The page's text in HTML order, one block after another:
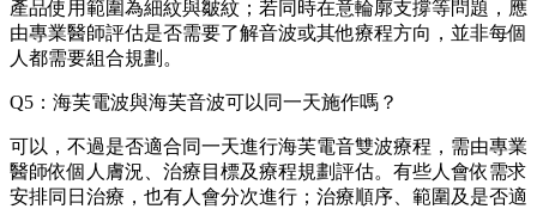
產品使用範圍為細紋與皺紋；若同時在意輪廓支撐等問題，應
由專業醫師評估是否需要了解音波或其他療程方向，並非每個
人都需要組合規劃。
Q5：海芙電波與海芙音波可以同一天施作嗎？
可以，不過是否適合同一天進行海芙電音雙波療程，需由專業
醫師依個人膚況、治療目標及療程規劃評估。有些人會依需求
安排同日治療，也有人會分次進行；治療順序、範圍及是否適